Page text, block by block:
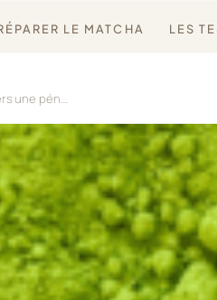
LE MATCHA LES